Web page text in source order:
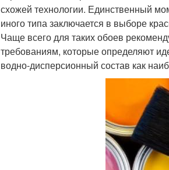
схожей технологии. Единственный
иного типа заключается в выборе
Чаще всего для таких обоев
требованиям, которые определяют
водно-дисперсионный состав как